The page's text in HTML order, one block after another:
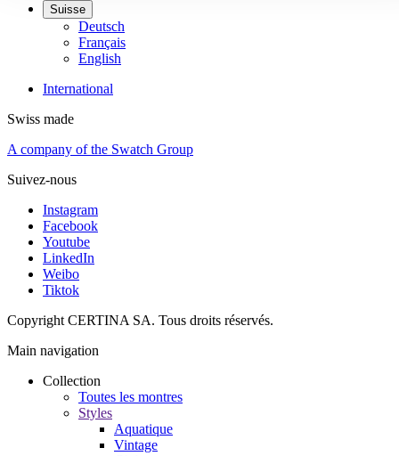
Suisse
Deutsch
Français
English
International
Swiss made
A company of the Swatch Group
Suivez-nous
Instagram
Facebook
Youtube
LinkedIn
Weibo
Tiktok
Copyright CERTINA SA. Tous droits réservés.
Main navigation
Collection
Toutes les montres
Styles
Aquatique
Vintage